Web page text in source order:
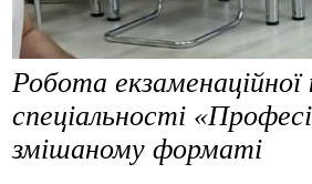
Робота екзаменаційної
спеціальності
змішаному форматі